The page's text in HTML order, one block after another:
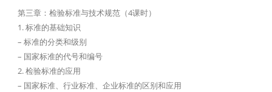
第三章：检验标准与技术规范（4课时）
1. 标准的基础知识
– 标准的分类和级别
– 国家标准的代号和编号
2. 检验标准的应用
– 国家标准、行业标准、企业标准的区别和应用